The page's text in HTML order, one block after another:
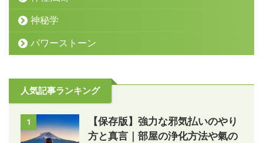
神秘学
パワーストーン
人気記事ランキング
1
【保存版】強力な邪気払いのやり
方と真言｜部屋の浄化方法や氣の